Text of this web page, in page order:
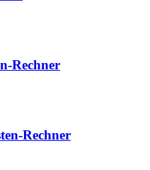
Rechner
Rechner